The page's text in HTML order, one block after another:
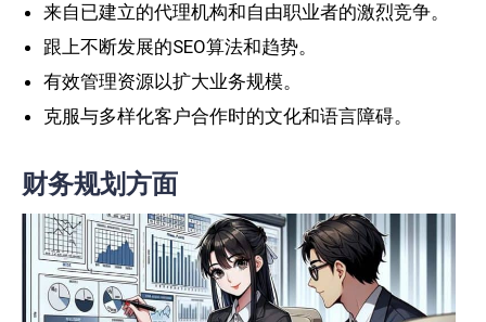
来自已建立的代理机构和自由职业者的激烈竞争。
跟上不断发展的SEO算法和趋势。
有效管理资源以扩大业务规模。
克服与多样化客户合作时的文化和语言障碍。
财务规划方面